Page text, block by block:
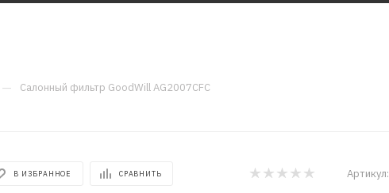
— Салонный фильтр GoodWill AG2007CFC
В ИЗБРАННОЕ СРАВНИТЬ Артикул: